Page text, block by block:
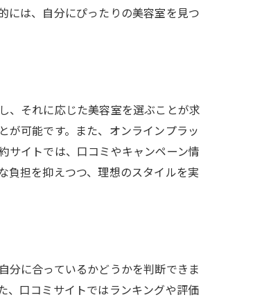
には、自分にぴったりの美容室を見つ
、それに応じた美容室を選ぶことが求
が可能です。また、オンラインプラッ
サイトでは、口コミやキャンペーン情
負担を抑えつつ、理想のスタイルを実
分に合っているかどうかを判断できま
、口コミサイトではランキングや評価